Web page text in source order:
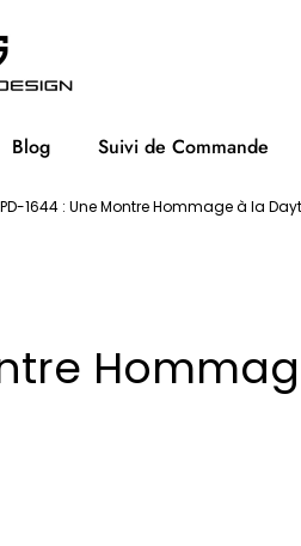
Blog Suivi de Commande
1644 : Une Montre Hommage à la